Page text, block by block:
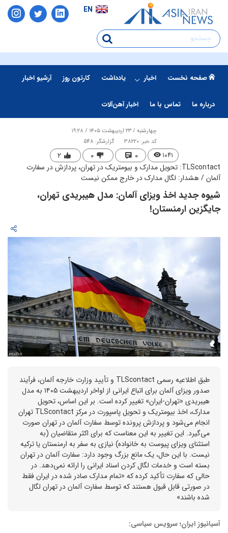
EN
صفحه نخست اخبار یادداشت کارتون روز آرشیو اخبار
درباره ما تماس با ما اخبار آهن‌آلات
چهارشنبه / ۲۳ اردیبهشت ۱۴۰۵ / ۱۹:۲۸
کد خبر: 38220
گزارشگر: 548
۱۰۴۱ ۰ ۰ ۲
TLScontact: تحویل مدارک و بیومتریک در تهران، پردازش در سفارت
آلمان / هشدار: لگال مدارک در خارج ممکن نیست
شیوه جدید اخذ ویزای آلمان: مدل هیبریدی تهران،
جایگزین ارمنستان!
طبق اطلاعیه رسمی TLScontact و تأیید وزارت خارجه آلمان، فرآیند
صدور ویزای آلمان برای اتباع ایرانی از اواخر اردیبهشت ۱۴۰۵ به مدل
هیبریدی «تهران-ایران» تغییر کرده است. بر این اساس، تحویل
مدارک، اخذ بیومتریک و تحویل پاسپورت در مرکز TLScontact تهران
انجام می‌شود و پردازش پرونده توسط سفارت آلمان در تهران صورت
می‌گیرد. این تغییر به این معناست که برای اکثر متقاضیان (به
استثنای ویزای پیوست به خانواده) نیازی به سفر به ارمنستان یا ترکیه
نیست. با این حال، یک مانع بزرگ وجود دارد: سفارت آلمان در تهران
بسته است و خدمات لگال کردن اسناد ایرانی را ارائه نمی‌دهد. در
حالی که سفارت تأکید کرده که «تمام مدارک صادر شده در ایران فقط
در صورتی قابل قبول هستند که توسط سفارت آلمان در تهران لگال
شده باشند»
آسیانیوز ایران؛ سرویس سیاسی: